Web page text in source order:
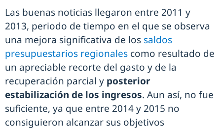
Las buenas noticias llegaron entre 2011 y
2013, periodo de tiempo en el que se observa
una mejora significativa de los saldos
presupuestarios regionales como resultado de
un apreciable recorte del gasto y de la
recuperación parcial y posterior
estabilización de los ingresos. Aun así, no fue
suficiente, ya que entre 2014 y 2015 no
consiguieron alcanzar sus objetivos